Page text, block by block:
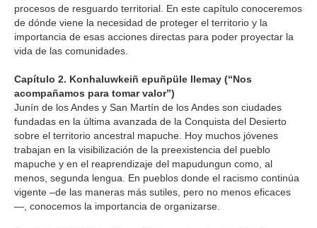
procesos de resguardo territorial. En este capítulo conoceremos
de dónde viene la necesidad de proteger el territorio y la
importancia de esas acciones directas para poder proyectar la
vida de las comunidades.
Capítulo 2. Konhaluwkeiñ epuñpüle llemay (“Nos
acompañamos para tomar valor”)
Junín de los Andes y San Martín de los Andes son ciudades
fundadas en la última avanzada de la Conquista del Desierto
sobre el territorio ancestral mapuche. Hoy muchos jóvenes
trabajan en la visibilización de la preexistencia del pueblo
mapuche y en el reaprendizaje del mapudungun como, al
menos, segunda lengua. En pueblos donde el racismo continúa
vigente –de las maneras más sutiles, pero no menos eficaces
—, conocemos la importancia de organizarse.